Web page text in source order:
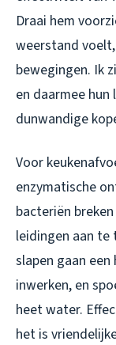
Draai hem
weerstand
bewegingen. Ik
en daarmee
dunwandige
Voor
enzymatische
bacteriën
leidingen aan te
slapen gaan
inwerken, en
heet water.
het is